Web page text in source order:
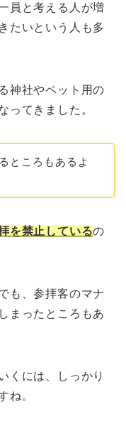
員と考える人が増
たいという人も多
神社やペット用の
ってきました。
ところもあるよ
を禁止しているの
も、参拝客のマナ
まったところもあ
くには、しっかり
ね。